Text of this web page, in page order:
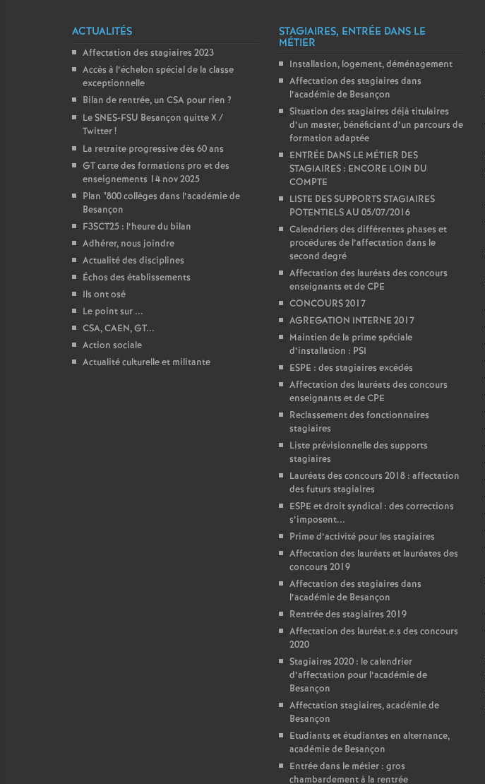
é
a
n
T
o
u
r
s
ACTUALITÉS
Affectation des stagiaires 2023
Accès à l’échelon spécial de la classe
exceptionnelle
Bilan de rentrée, un CSA pour rien ?
Le SNES-FSU Besançon quitte X /
Twitter!
La retraite progressive dès 60 ans
GT carte des formations pro et des
enseignements 14 nov 2025
Plan "800 collèges dans l’académie de
Besançon
F3SCT25 : l’heure du bilan
Adhérer, nous joindre
Actualité des disciplines
Échos des établissements
Ils ont osé
Le point sur ...
CSA, CAEN, GT...
Action sociale
Actualité culturelle et militante
STAGIAIRES, ENTRÉE DANS LE
MÉTIER
Installation, logement, déménagement
Affectation des stagiaires dans
l’académie de Besançon
Situation des stagiaires déjà titulaires
d’un master, bénéficiant d’un parcours de
formation adaptée
ENTRÉE DANS LE MÉTIER DES
STAGIAIRES : ENCORE LOIN DU
COMPTE
LISTE DES SUPPORTS STAGIAIRES
POTENTIELS AU 05/07/2016
Calendriers des différentes phases et
procédures de l’affectation dans le
second degré
Affectation des lauréats des concours
enseignants et de CPE
CONCOURS 2017
AGREGATION INTERNE 2017
Maintien de la prime spéciale
d’installation : PSI
ESPE : des stagiaires excédés
Affectation des lauréats des concours
enseignants et de CPE
Reclassement des fonctionnaires
stagiaires
Liste prévisionnelle des supports
stagiaires
Lauréats des concours 2018 : affectation
des futurs stagiaires
ESPE et droit syndical : des corrections
s’imposent...
Prime d’activité pour les stagiaires
Affectation des lauréats et lauréates des
concours 2019
Affectation des stagiaires dans
l’académie de Besançon
Rentrée des stagiaires 2019
Affectation des lauréat.e.s des concours
2020
Stagiaires 2020 : le calendrier
d’affectation pour l’académie de
Besançon
Affectation stagiaires, académie de
Besançon
Etudiants et étudiantes en alternance,
académie de Besançon
Entrée dans le métier : gros
chambardement à la rentrée